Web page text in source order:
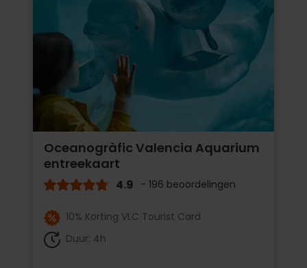
Oceanogràfic Valencia Aquarium
entreekaart
4.9 - 196 beoordelingen
10% Korting VLC Tourist Card
Duur: 4h